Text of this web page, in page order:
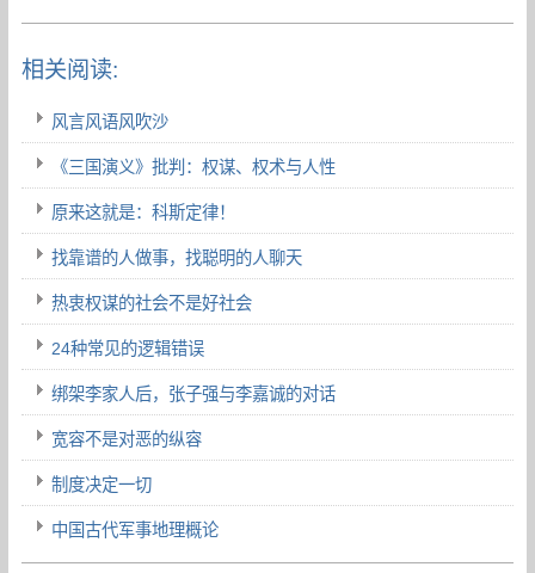
相关阅读:
风言风语风吹沙
《三国演义》批判：权谋、权术与人性
原来这就是：科斯定律！
找靠谱的人做事，找聪明的人聊天
热衷权谋的社会不是好社会
24种常见的逻辑错误
绑架李家人后，张子强与李嘉诚的对话
宽容不是对恶的纵容
制度决定一切
中国古代军事地理概论